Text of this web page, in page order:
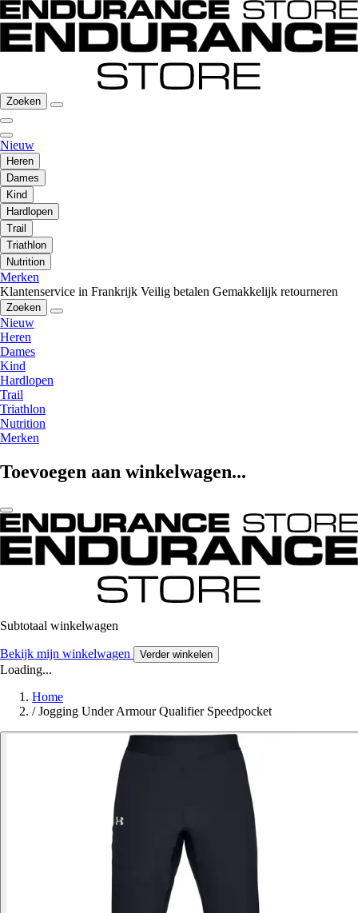
Zoeken
Nieuw
Heren
Dames
Kind
Hardlopen
Trail
Triathlon
Nutrition
Merken
Klantenservice in Frankrijk Veilig betalen Gemakkelijk retourneren
Zoeken
Nieuw
Heren
Dames
Kind
Hardlopen
Trail
Triathlon
Nutrition
Merken
Toevoegen aan winkelwagen...
Subtotaal winkelwagen
Bekijk mijn winkelwagen Verder winkelen
Loading...
Home
/ Jogging Under Armour Qualifier Speedpocket